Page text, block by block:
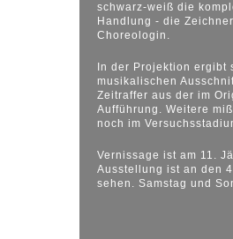
schwarz-weiß die
Handlung - die
Choreologin.
In der Projektion ergibt
musikalischen
Zeitraffer aus der im
Aufführung. Weitere
noch im
Vernissage ist am 11.
Ausstellung ist an den
sehen. Samstag und